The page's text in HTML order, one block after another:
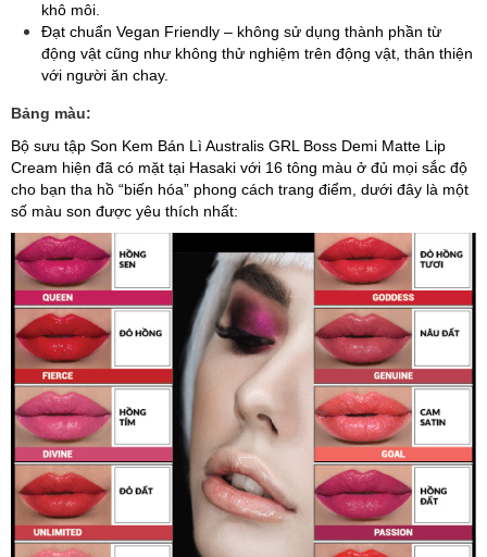
khô môi.
Đạt chuẩn Vegan Friendly – không sử dụng thành phần từ
động vật cũng như không thử nghiệm trên động vật, thân thiện
với người ăn chay.
Bảng màu:
Bộ sưu tập Son Kem Bán Lì Australis GRL Boss Demi Matte Lip
Cream hiện đã có mặt tại Hasaki với 16 tông màu ở đủ mọi sắc độ
cho bạn tha hồ “biến hóa” phong cách trang điểm, dưới đây là một
số màu son được yêu thích nhất: